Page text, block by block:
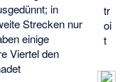
tr
oi
t
in
Strecken nur
einige
Viertel den